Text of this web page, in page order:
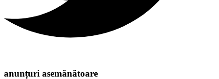
anunțuri asemănătoare